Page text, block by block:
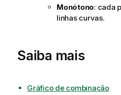
Monótono: cada
linhas curvas.
Saiba mais
Gráfico de combinação